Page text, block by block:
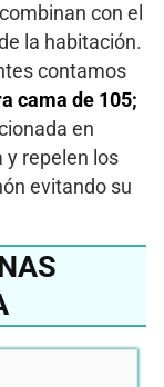
con el
la habitación.
contamos
cama de 105;
en
y repelen los
evitando su